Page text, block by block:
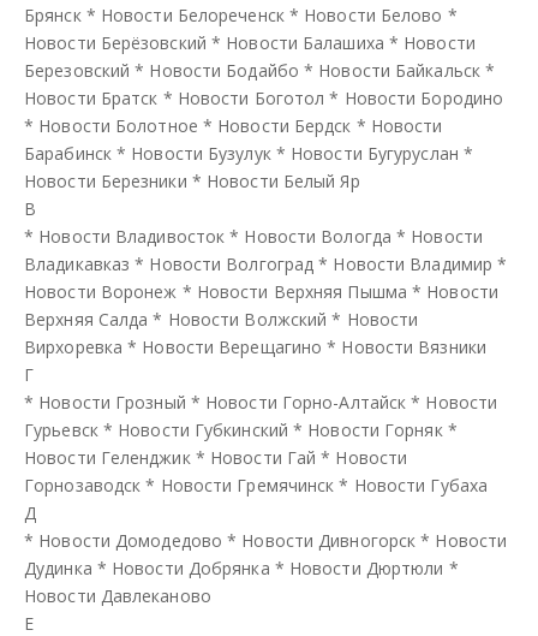
Брянск * Новости Белореченск * Новости Белово *
Новости Берёзовский * Новости Балашиха * Новости
Березовский * Новости Бодайбо * Новости Байкальск *
Новости Братск * Новости Боготол * Новости Бородино
* Новости Болотное * Новости Бердск * Новости
Барабинск * Новости Бузулук * Новости Бугуруслан *
Новости Березники * Новости Белый Яр
В
* Новости Владивосток * Новости Вологда * Новости
Владикавказ * Новости Волгоград * Новости Владимир *
Новости Воронеж * Новости Верхняя Пышма * Новости
Верхняя Салда * Новости Волжский * Новости
Вирхоревка * Новости Верещагино * Новости Вязники
Г
* Новости Грозный * Новости Горно-Алтайск * Новости
Гурьевск * Новости Губкинский * Новости Горняк *
Новости Геленджик * Новости Гай * Новости
Горнозаводск * Новости Гремячинск * Новости Губаха
Д
* Новости Домодедово * Новости Дивногорск * Новости
Дудинка * Новости Добрянка * Новости Дюртюли *
Новости Давлеканово
Е